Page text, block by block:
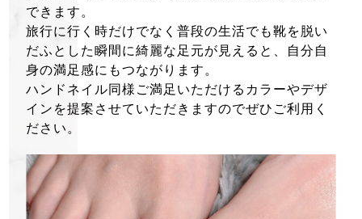
できます。
旅行に行く時だけでなく普段の生活でも靴を脱い
だふとした瞬間に綺麗な足元が見えると、自分自
身の満足感にもつながります。
ハンドネイル同様ご満足いただけるカラーやデザ
インを提案させていただきますのでぜひご利用く
ださい。
ワンカラーが映える弘前市のネイルサロン『OLD NAVY』ではフッ
トネイルと角質ケアも行っています